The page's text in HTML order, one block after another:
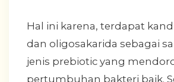
Hal ini karena, terdapat
dan oligosakarida sebagai
jenis prebiotic yang
pertumbuhan bakteri baik.